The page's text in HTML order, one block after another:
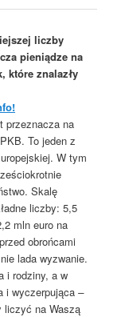
liczby
pieniądze na
które znalazły
przeznacza na
To jeden z
W tym
Skalę
liczby: 5,5
mln euro na
obrońcami
lada wyzwanie.
i rodziny, a w
i wyczerpująca–
liczyć na Waszą